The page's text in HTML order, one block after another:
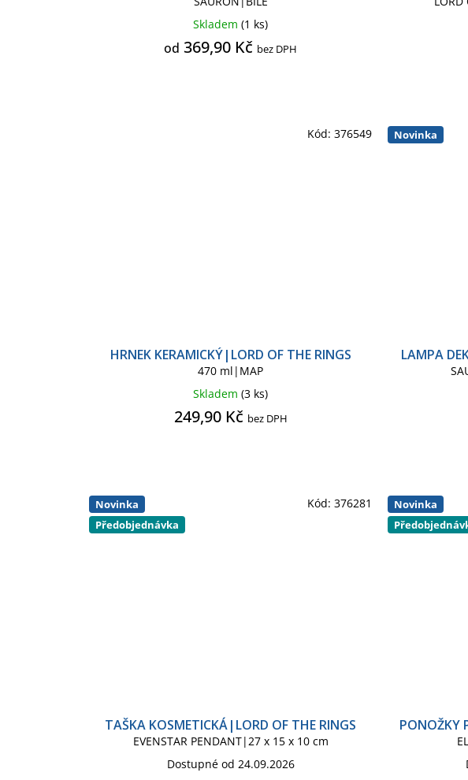
Skladem(1 ks)
od 369,90 Kč bez DPH
HRNEK KERAMICKÝ|LORD OF THE RINGS
470 ml|MAP
Skladem(3 ks)
249,90 Kč bez DPH
Kód:376549 Novinka
LAMPA
Novinka
Předobjednávka
TAŠKA KOSMETICKÁ|LORD OF THE RINGS
EVENSTAR PENDANT|27 x 15 x 10 cm
Dostupné od 24.09.2026
Kód:376281
Novinka
PONOŽKY